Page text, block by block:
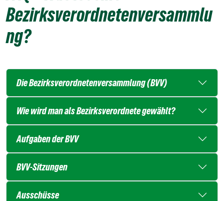
Bezirksverordnetenversammlu
ng?
Die Bezirksverordnetenversammlung (BVV)
Wie wird man als Bezirksverordnete gewählt?
Aufgaben der BVV
BVV-Sitzungen
Ausschüsse